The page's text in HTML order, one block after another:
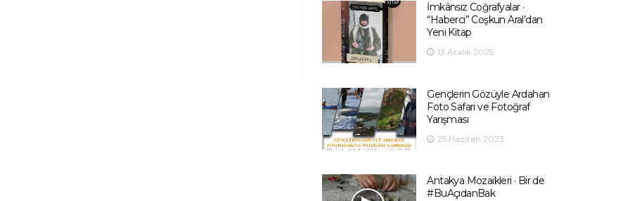
İmkânsız Coğrafyalar ·
“Haberci” Coşkun Aral’dan
Yeni Kitap
13 Aralık 2025
Gençlerin Gözüyle Ardahan
Foto Safari ve Fotoğraf
Yarışması
25 Haziran 2023
Antakya Mozaikleri · Bir de
#BuAçıdanBak